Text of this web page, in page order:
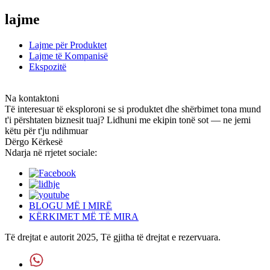
lajme
Lajme për Produktet
Lajme të Kompanisë
Ekspozitë
Na kontaktoni
Të interesuar të eksploroni se si produktet dhe shërbimet tona mund
t'i përshtaten biznesit tuaj? Lidhuni me ekipin tonë sot — ne jemi
këtu për t'ju ndihmuar
Dërgo Kërkesë
Ndarja në rrjetet sociale:
BLOGU MË I MIRË
KËRKIMET MË TË MIRA
Të drejtat e autorit 2025, Të gjitha të drejtat e rezervuara.